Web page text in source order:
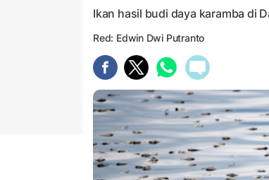
Ikan hasil budi daya karamba di
Red: Edwin Dwi Putranto